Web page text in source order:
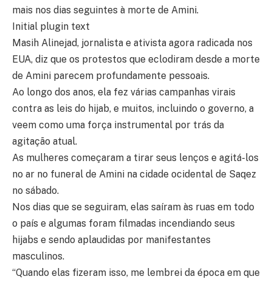
mais nos dias seguintes à morte de Amini.
Initial plugin text
Masih Alinejad, jornalista e ativista agora radicada nos
EUA, diz que os protestos que eclodiram desde a morte
de Amini parecem profundamente pessoais.
Ao longo dos anos, ela fez várias campanhas virais
contra as leis do hijab, e muitos, incluindo o governo, a
veem como uma força instrumental por trás da
agitação atual.
As mulheres começaram a tirar seus lenços e agitá-los
no ar no funeral de Amini na cidade ocidental de Saqez
no sábado.
Nos dias que se seguiram, elas saíram às ruas em todo
o país e algumas foram filmadas incendiando seus
hijabs e sendo aplaudidas por manifestantes
masculinos.
“Quando elas fizeram isso, me lembrei da época em que